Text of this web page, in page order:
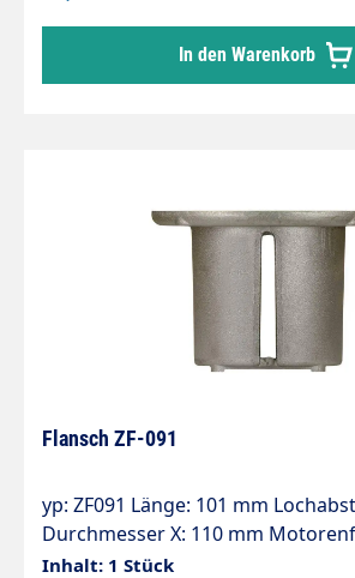
In den Warenkorb
Flansch ZF-091
yp: ZF091 Länge: 101 mm
Durchmesser X: 110 mm
B14 (100) Pumpenserie: 50 - 51
Inhalt: 1 Stück